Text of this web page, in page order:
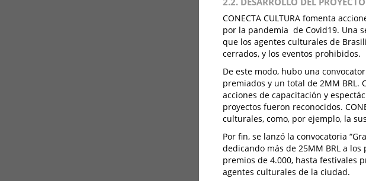
CONECTA CULTURA fomenta
por la pandemia de Covid19. Una
que los agentes culturales de
cerrados, y los eventos prohibidos.
De este modo, hubo una
premiados y un total de 2MM BRL.
acciones de capacitación y
proyectos fueron reconocidos.
culturales, como, por ejemplo, la
Por fin, se lanzó la convocatoria
dedicando más de 25MM BRL a
premios de 4.000, hasta festivales
agentes culturales de la ciudad.